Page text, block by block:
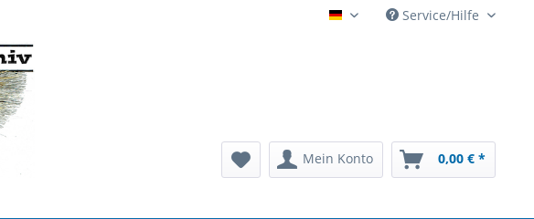
Automatenarchiv - alles rund
Service/Hilfe
Mein Konto 0,00 € *